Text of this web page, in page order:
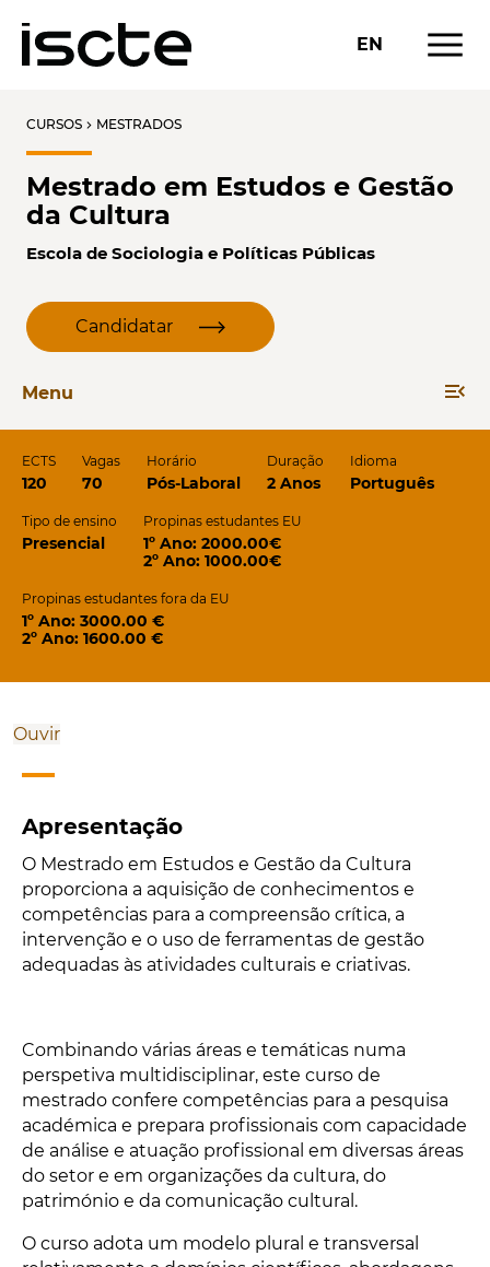
EN menu
CURSOS chevron_right MESTRADOS
Mestrado em Estudos e Gestão
da Cultura
Escola de Sociologia e Políticas Públicas
Candidatar
Menu menu_open
ECTS
120
Vagas
70
Horário
Pós-Laboral
Duração
2 Anos
Idioma
Português
Tipo de ensino
Presencial
Propinas estudantes EU
1º Ano: 2000.00€
2º Ano: 1000.00€
Propinas estudantes fora da EU
1º Ano: 3000.00 €
2º Ano: 1600.00 €
Ouvir
Apresentação
O Mestrado em Estudos e Gestão da Cultura
proporciona a aquisição de conhecimentos e
competências para a compreensão crítica, a
intervenção e o uso de ferramentas de gestão
adequadas às atividades culturais e criativas.
Combinando várias áreas e temáticas numa
perspetiva multidisciplinar, este curso de
mestrado confere competências para a pesquisa
académica e prepara profissionais com capacidade
de análise e atuação profissional em diversas áreas
do setor e em organizações da cultura, do
património e da comunicação cultural.
O curso adota um modelo plural e transversal